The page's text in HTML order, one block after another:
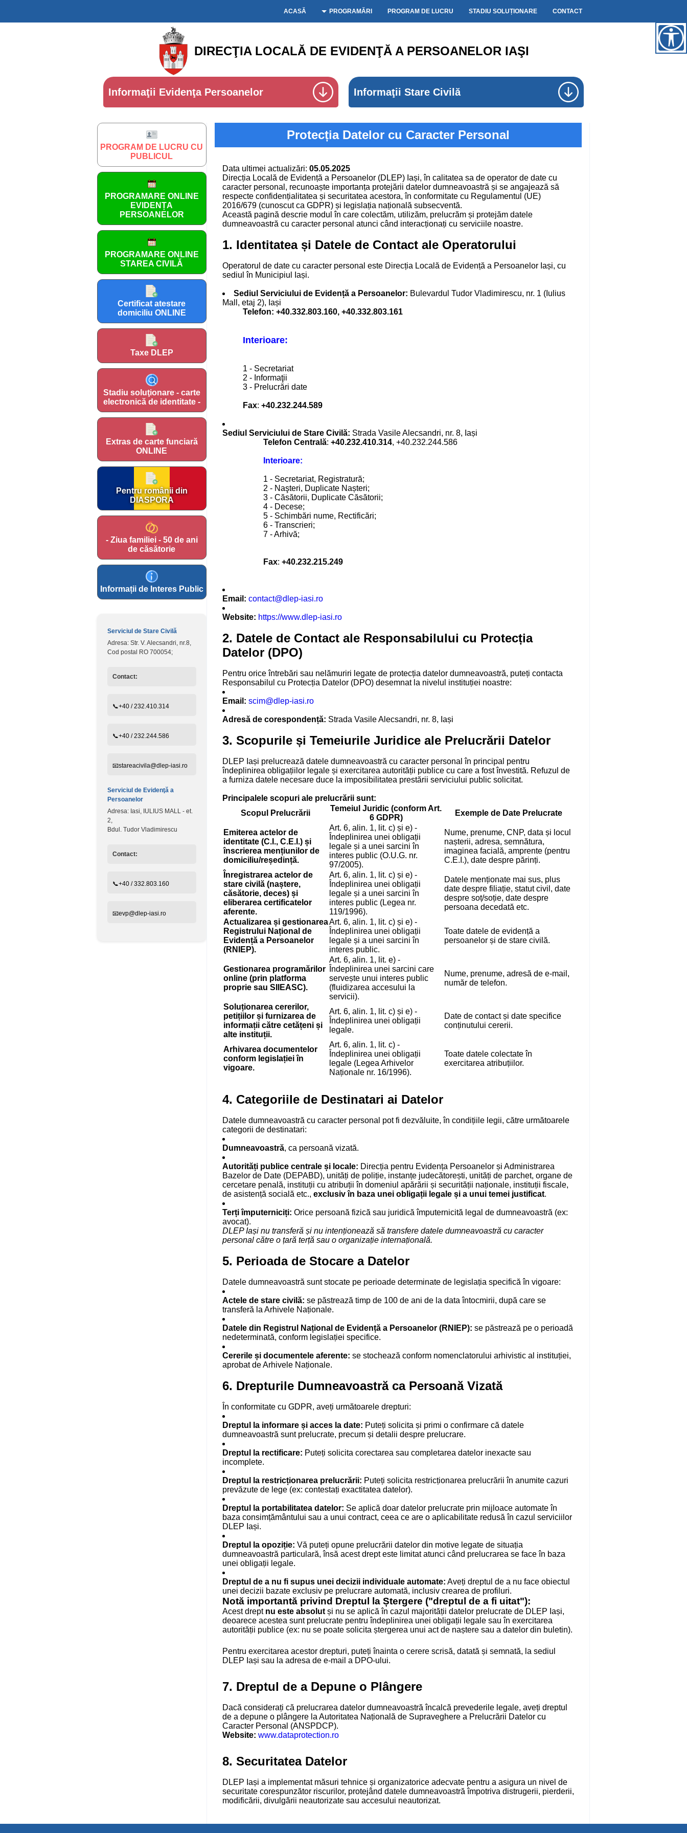
ACASĂ PROGRAMĂRI PROGRAM DE LUCRU STADIU SOLUȚIONARE CONTACT
DIRECŢIA LOCALĂ DE EVIDENŢĂ A PERSOANELOR IAŞI
Informaţii Evidenţa Persoanelor Informaţii Stare Civilă
PROGRAM DE LUCRU CU
PUBLICUL
PROGRAMARE ONLINE
EVIDENȚA
PERSOANELOR
PROGRAMARE ONLINE
STAREA CIVILĂ
Certificat atestare
domiciliu ONLINE
Taxe DLEP
Stadiu soluţionare - carte
electronică de identitate -
Extras de carte funciară
ONLINE
Pentru românii din
DIASPORA
- Ziua familiei - 50 de ani
de căsătorie
Informații de Interes Public
Serviciul de Stare Civilă
Adresa: Str. V. Alecsandri, nr.8,
Cod postal RO 700054;
Contact:
📞+40 / 232.410.314
📞+40 / 232.244.586
📧stareacivila@dlep-iasi.ro
Serviciul de Evidenţă a
Persoanelor
Adresa: Iasi, IULIUS MALL - et.
2,
Bdul. Tudor Vladimirescu
Contact:
📞+40 / 332.803.160
📧evp@dlep-iasi.ro
Protecția Datelor cu Caracter Personal
Data ultimei actualizări: 05.05.2025
Direcția Locală de Evidență a Persoanelor (DLEP) Iași, în calitatea sa de operator de date cu
caracter personal, recunoaște importanța protejării datelor dumneavoastră și se angajează să
respecte confidențialitatea și securitatea acestora, în conformitate cu Regulamentul (UE)
2016/679 (cunoscut ca GDPR) și legislația națională subsecventă.
Această pagină descrie modul în care colectăm, utilizăm, prelucrăm și protejăm datele
dumneavoastră cu caracter personal atunci când interacționați cu serviciile noastre.
1. Identitatea și Datele de Contact ale Operatorului
Operatorul de date cu caracter personal este Direcția Locală de Evidență a Persoanelor Iași, cu
sediul în Municipiul Iași.
Sediul Serviciului de Evidență a Persoanelor: Bulevardul Tudor Vladimirescu, nr. 1 (Iulius
Mall, etaj 2), Iași
Telefon: +40.332.803.160, +40.332.803.161
Interioare:
1 - Secretariat
2 - Informaţii
3 - Prelucrări date
Fax: +40.232.244.589
Sediul Serviciului de Stare Civilă: Strada Vasile Alecsandri, nr. 8, Iași
Telefon Centrală: +40.232.410.314, +40.232.244.586
Interioare:
1 - Secretariat, Registratură;
2 - Naşteri, Duplicate Nașteri;
3 - Căsătorii, Duplicate Căsătorii;
4 - Decese;
5 - Schimbări nume, Rectificări;
6 - Transcrieri;
7 - Arhivă;
Fax: +40.232.215.249
Email: contact@dlep-iasi.ro
Website: https://www.dlep-iasi.ro
2. Datele de Contact ale Responsabilului cu Protecția
Datelor (DPO)
Pentru orice întrebări sau nelămuriri legate de protecția datelor dumneavoastră, puteți contacta
Responsabilul cu Protecția Datelor (DPO) desemnat la nivelul instituției noastre:
Email: scim@dlep-iasi.ro
Adresă de corespondență: Strada Vasile Alecsandri, nr. 8, Iași
3. Scopurile și Temeiurile Juridice ale Prelucrării Datelor
DLEP Iași prelucrează datele dumneavoastră cu caracter personal în principal pentru
îndeplinirea obligațiilor legale și exercitarea autorității publice cu care a fost învestită. Refuzul de
a furniza datele necesare duce la imposibilitatea prestării serviciului public solicitat.
Principalele scopuri ale prelucrării sunt:
Scopul Prelucrării
Temeiul Juridic (conform Art.
6 GDPR)
Exemple de Date Prelucrate
Emiterea actelor de
identitate (C.I., C.E.I.) și
înscrierea mențiunilor de
domiciliu/reședință.
Art. 6, alin. 1, lit. c) și e) -
Îndeplinirea unei obligații
legale și a unei sarcini în
interes public (O.U.G. nr.
97/2005).
Nume, prenume, CNP, data și locul
nașterii, adresa, semnătura,
imaginea facială, amprente (pentru
C.E.I.), date despre părinți.
Înregistrarea actelor de
stare civilă (naștere,
căsătorie, deces) și
eliberarea certificatelor
aferente.
Art. 6, alin. 1, lit. c) și e) -
Îndeplinirea unei obligații
legale și a unei sarcini în
interes public (Legea nr.
119/1996).
Datele menționate mai sus, plus
date despre filiație, statut civil, date
despre soț/soție, date despre
persoana decedată etc.
Actualizarea și gestionarea
Registrului Național de
Evidență a Persoanelor
(RNIEP).
Art. 6, alin. 1, lit. c) și e) -
Îndeplinirea unei obligații
legale și a unei sarcini în
interes public.
Toate datele de evidență a
persoanelor și de stare civilă.
Gestionarea programărilor
online (prin platforma
proprie sau SIIEASC).
Art. 6, alin. 1, lit. e) -
Îndeplinirea unei sarcini care
servește unui interes public
(fluidizarea accesului la
servicii).
Nume, prenume, adresă de e-mail,
număr de telefon.
Soluționarea cererilor,
petițiilor și furnizarea de
informații către cetățeni și
alte instituții.
Art. 6, alin. 1, lit. c) și e) -
Îndeplinirea unei obligații
legale.
Date de contact și date specifice
conținutului cererii.
Arhivarea documentelor
conform legislației în
vigoare.
Art. 6, alin. 1, lit. c) -
Îndeplinirea unei obligații
legale (Legea Arhivelor
Naționale nr. 16/1996).
Toate datele colectate în
exercitarea atribuțiilor.
4. Categoriile de Destinatari ai Datelor
Datele dumneavoastră cu caracter personal pot fi dezvăluite, în condițiile legii, către următoarele
categorii de destinatari:
Dumneavoastră, ca persoană vizată.
Autorități publice centrale și locale: Direcția pentru Evidența Persoanelor și Administrarea
Bazelor de Date (DEPABD), unități de poliție, instanțe judecătorești, unități de parchet, organe de
cercetare penală, instituții cu atribuții în domeniul apărării și securității naționale, instituții fiscale,
de asistență socială etc., exclusiv în baza unei obligații legale și a unui temei justificat.
Terți împuterniciți: Orice persoană fizică sau juridică împuternicită legal de dumneavoastră (ex:
avocat).
DLEP Iași nu transferă și nu intenționează să transfere datele dumneavoastră cu caracter
personal către o țară terță sau o organizație internațională.
5. Perioada de Stocare a Datelor
Datele dumneavoastră sunt stocate pe perioade determinate de legislația specifică în vigoare:
Actele de stare civilă: se păstrează timp de 100 de ani de la data întocmirii, după care se
transferă la Arhivele Naționale.
Datele din Registrul Național de Evidență a Persoanelor (RNIEP): se păstrează pe o perioadă
nedeterminată, conform legislației specifice.
Cererile și documentele aferente: se stochează conform nomenclatorului arhivistic al instituției,
aprobat de Arhivele Naționale.
6. Drepturile Dumneavoastră ca Persoană Vizată
În conformitate cu GDPR, aveți următoarele drepturi:
Dreptul la informare și acces la date: Puteți solicita și primi o confirmare că datele
dumneavoastră sunt prelucrate, precum și detalii despre prelucrare.
Dreptul la rectificare: Puteți solicita corectarea sau completarea datelor inexacte sau
incomplete.
Dreptul la restricționarea prelucrării: Puteți solicita restricționarea prelucrării în anumite cazuri
prevăzute de lege (ex: contestați exactitatea datelor).
Dreptul la portabilitatea datelor: Se aplică doar datelor prelucrate prin mijloace automate în
baza consimțământului sau a unui contract, ceea ce are o aplicabilitate redusă în cazul serviciilor
DLEP Iași.
Dreptul la opoziție: Vă puteți opune prelucrării datelor din motive legate de situația
dumneavoastră particulară, însă acest drept este limitat atunci când prelucrarea se face în baza
unei obligații legale.
Dreptul de a nu fi supus unei decizii individuale automate: Aveți dreptul de a nu face obiectul
unei decizii bazate exclusiv pe prelucrare automată, inclusiv crearea de profiluri.
Notă importantă privind Dreptul la Ștergere ("dreptul de a fi uitat"):
Acest drept nu este absolutși nu se aplică în cazul majorității datelor prelucrate de DLEP Iași,
deoarece acestea sunt prelucrate pentru îndeplinirea unei obligații legale sau în exercitarea
autorității publice (ex: nu se poate solicita ștergerea unui act de naștere sau a datelor din buletin).
Pentru exercitarea acestor drepturi, puteți înainta o cerere scrisă, datată și semnată, la sediul
DLEP Iași sau la adresa de e-mail a DPO-ului.
7. Dreptul de a Depune o Plângere
Dacă considerați că prelucrarea datelor dumneavoastră încalcă prevederile legale, aveți dreptul
de a depune o plângere la Autoritatea Națională de Supraveghere a Prelucrării Datelor cu
Caracter Personal (ANSPDCP).
Website: www.dataprotection.ro
8. Securitatea Datelor
DLEP Iași a implementat măsuri tehnice și organizatorice adecvate pentru a asigura un nivel de
securitate corespunzător riscurilor, protejând datele dumneavoastră împotriva distrugerii, pierderii,
modificării, divulgării neautorizate sau accesului neautorizat.